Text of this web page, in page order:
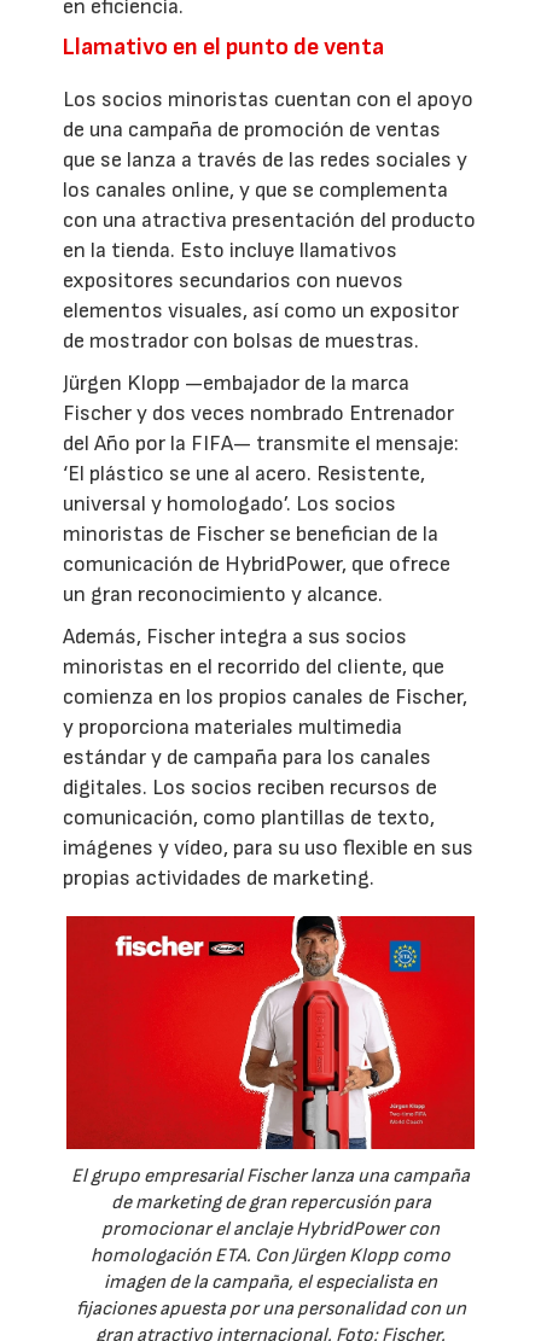
en eficiencia.
Llamativo en el punto de venta
Los socios minoristas cuentan con el apoyo
de una campaña de promoción de ventas
que se lanza a través de las redes sociales y
los canales online, y que se complementa
con una atractiva presentación del producto
en la tienda. Esto incluye llamativos
expositores secundarios con nuevos
elementos visuales, así como un expositor
de mostrador con bolsas de muestras.
Jürgen Klopp —embajador de la marca
Fischer y dos veces nombrado Entrenador
del Año por la FIFA— transmite el mensaje:
‘El plástico se une al acero. Resistente,
universal y homologado’. Los socios
minoristas de Fischer se benefician de la
comunicación de HybridPower, que ofrece
un gran reconocimiento y alcance.
Además, Fischer integra a sus socios
minoristas en el recorrido del cliente, que
comienza en los propios canales de Fischer,
y proporciona materiales multimedia
estándar y de campaña para los canales
digitales. Los socios reciben recursos de
comunicación, como plantillas de texto,
imágenes y vídeo, para su uso flexible en sus
propias actividades de marketing.
El grupo empresarial Fischer lanza una campaña
de marketing de gran repercusión para
promocionar el anclaje HybridPower con
homologación ETA. Con Jürgen Klopp como
imagen de la campaña, el especialista en
fijaciones apuesta por una personalidad con un
gran atractivo internacional. Foto: Fischer.